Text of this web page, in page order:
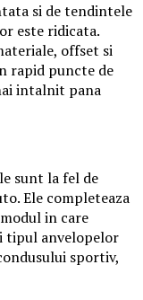
si de tendintele
este ridicata.
offset si
rapid puncte de
intalnit pana
sunt la fel de
Ele completeaza
in care
tipul anvelopelor
sportiv,